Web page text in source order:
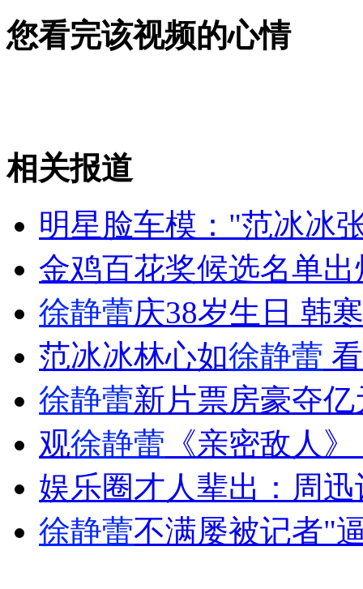
轿车正在路上跑 车轮突然跑掉了
山西运城恶犬咬伤多人 警民合力深夜将其击毙
女孩北京地铁殴打老人 痛下狠手拳打脚踢
无痛分娩是否安全 医生回应
外交部：反对强权政治霸凌主义
外交部：有关国家言论片面不公正
安徽一实载49人客车翻车
您看完该视频的心情
相关报道
明星脸车模："范冰冰
金鸡百花奖候选名单
徐静蕾庆38岁生日 韩
范冰冰林心如徐静蕾
徐静蕾新片票房豪夺
观徐静蕾 《亲密敌人
娱乐圈才人辈出：周
徐静蕾不满屡被记者"